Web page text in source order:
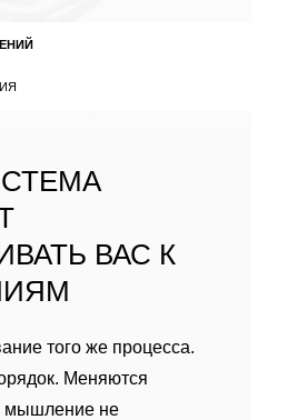
ВАС К
того же процесса.
Меняются
мышление не